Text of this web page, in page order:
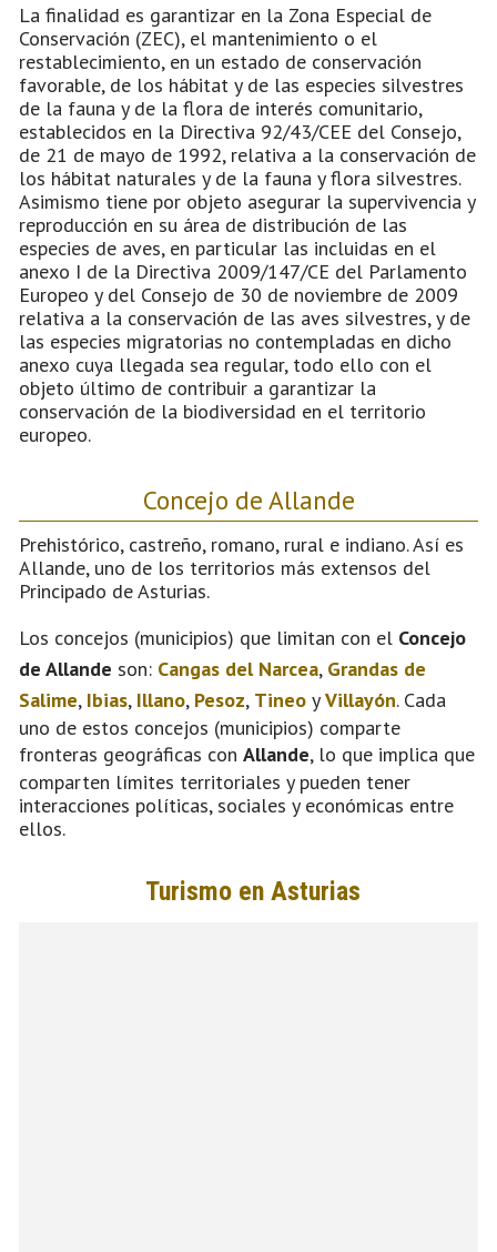
La finalidad es garantizar en la Zona Especial de
Conservación (ZEC), el mantenimiento o el
restablecimiento, en un estado de conservación
favorable, de los hábitat y de las especies silvestres
de la fauna y de la flora de interés comunitario,
establecidos en la Directiva 92/43/CEE del Consejo,
de 21 de mayo de 1992, relativa a la conservación de
los hábitat naturales y de la fauna y flora silvestres.
Asimismo tiene por objeto asegurar la supervivencia y
reproducción en su área de distribución de las
especies de aves, en particular las incluidas en el
anexo I de la Directiva 2009/147/CE del Parlamento
Europeo y del Consejo de 30 de noviembre de 2009
relativa a la conservación de las aves silvestres, y de
las especies migratorias no contempladas en dicho
anexo cuya llegada sea regular, todo ello con el
objeto último de contribuir a garantizar la
conservación de la biodiversidad en el territorio
europeo.
Concejo de Allande
Prehistórico, castreño, romano, rural e indiano. Así es
Allande, uno de los territorios más extensos del
Principado de Asturias.
Los concejos (municipios) que limitan con el Concejo
de Allande son: Cangas del Narcea, Grandas de
Salime, Ibias, Illano, Pesoz, Tineo yVillayón. Cada
uno de estos concejos (municipios) comparte
fronteras geográficas con Allande, lo que implica que
comparten límites territoriales y pueden tener
interacciones políticas, sociales y económicas entre
ellos.